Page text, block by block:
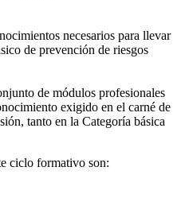
necesarios para llevar
de prevención de riesgos
de módulos profesionales
exigido en el carné de
tanto en la Categoría básica
ciclo formativo son: